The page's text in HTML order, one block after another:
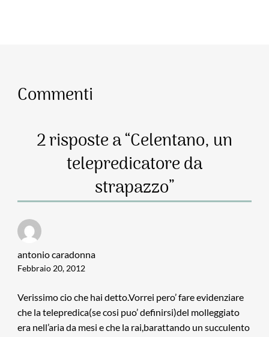
Commenti
2 risposte a “Celentano, un
telepredicatore da
strapazzo”
antonio caradonna
Febbraio 20, 2012
Verissimo cio che hai detto.Vorrei pero’ fare evidenziare
che la telepredica(se cosi puo’ definirsi)del molleggiato
era nell’aria da mesi e che la rai,barattando un succulento